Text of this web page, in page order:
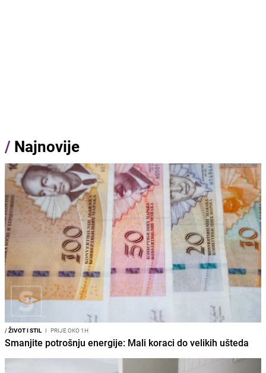
/ Najnovije
/ŽIVOT I STIL I PRIJE OKO 1H
Smanjite potrošnju energije: Mali koraci do velikih ušteda